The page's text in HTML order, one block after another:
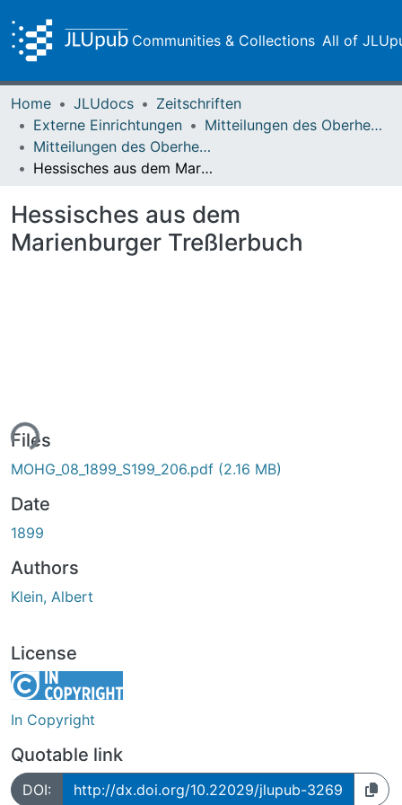
Communities & Collections All of
Home JLUdocs
Zeitschriften
Externe Einrichtungen
Mitteilungen des Oberhessischen Geschichtsvereins Gießen
Mitteilungen des Oberhessischen Geschichtsvereins Gießen Vol. 008 (1899)
Hessisches aus dem Marienburger Treßlerbuch
Hessisches aus dem
Marienburger Treßlerbuch
Files
MOHG_08_1899_S199_206.pdf (2.16 MB)
Date
1899
Authors
Klein, Albert
License
In Copyright
Quotable link
DOI: http://dx.doi.org/10.22029/jlupub-3269